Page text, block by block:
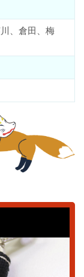
、倉田、梅